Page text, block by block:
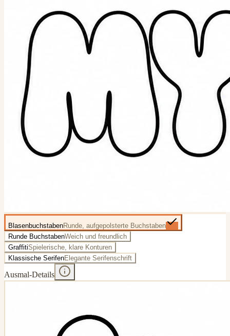
BlasenbuchstabenRunde, aufgepolsterte Buchstaben
Runde BuchstabenWeich und freundlich
GraffitiSpielerische, klare Konturen
Klassische SerifenElegante Serifenschrift
Ausmal-Details